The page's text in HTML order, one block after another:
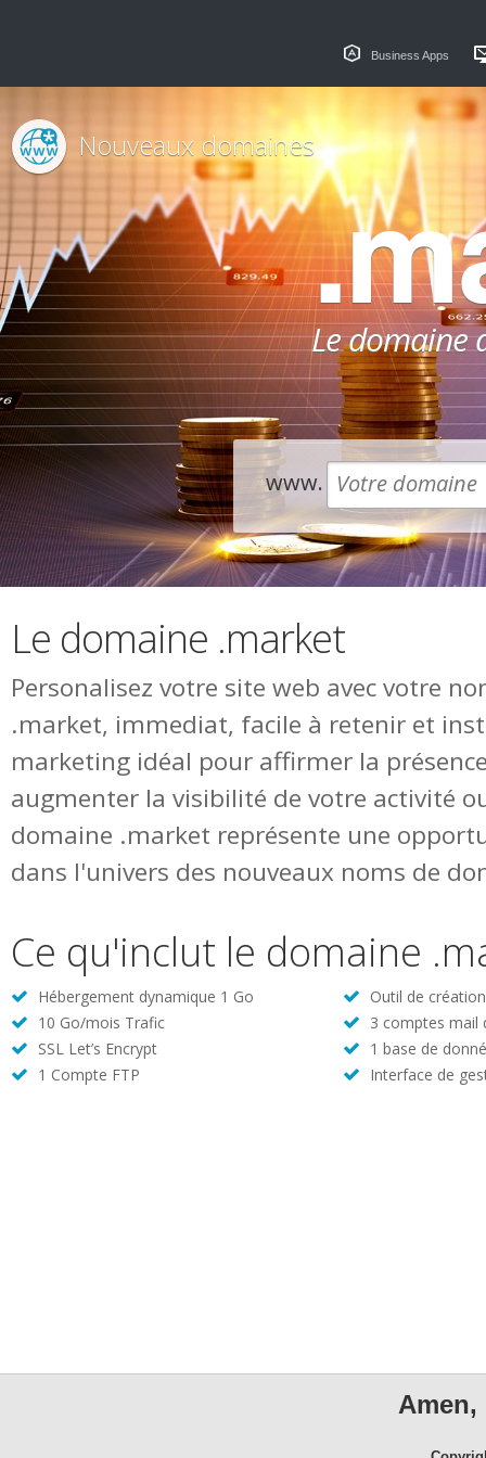
Business Apps
Le domaine
Nouveaux domaines
www.
Le domaine .market
Personalisez votre site web avec votre
.market, immediat, facile à retenir et
marketing idéal pour affirmer la
augmenter la visibilité de votre activité
domaine .market représente une
dans l'univers des nouveaux noms de
Ce qu'inclut le domaine
Hébergement dynamique 1 Go
Outil de
10 Go/mois Trafic
3 comptes mail
SSL Let’s Encrypt
1 base de
1 Compte FTP
Interface de